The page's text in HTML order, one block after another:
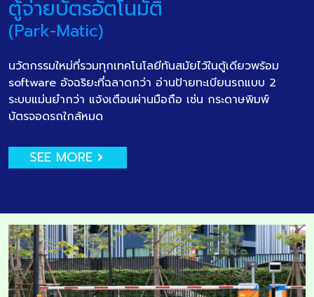
ตู้จ่ายบัตรอัตโนมัติ
(Park-Matic)
นวัตกรรมใหม่ที่รวมทุกเทคโนโลยีทันสมัยไว้ในตู้เดียวพร้อม
software อัจฉริยะที่ฉลาดกว่า อ่านป้ายทะเบียนรถแบบ 2
ระบบแม่นยำกว่า แจ้งเตือนผ่านมือถือ เช่น กระดาษพิมพ์
บัตรจอดรถใกล้หมด
SEE MORE